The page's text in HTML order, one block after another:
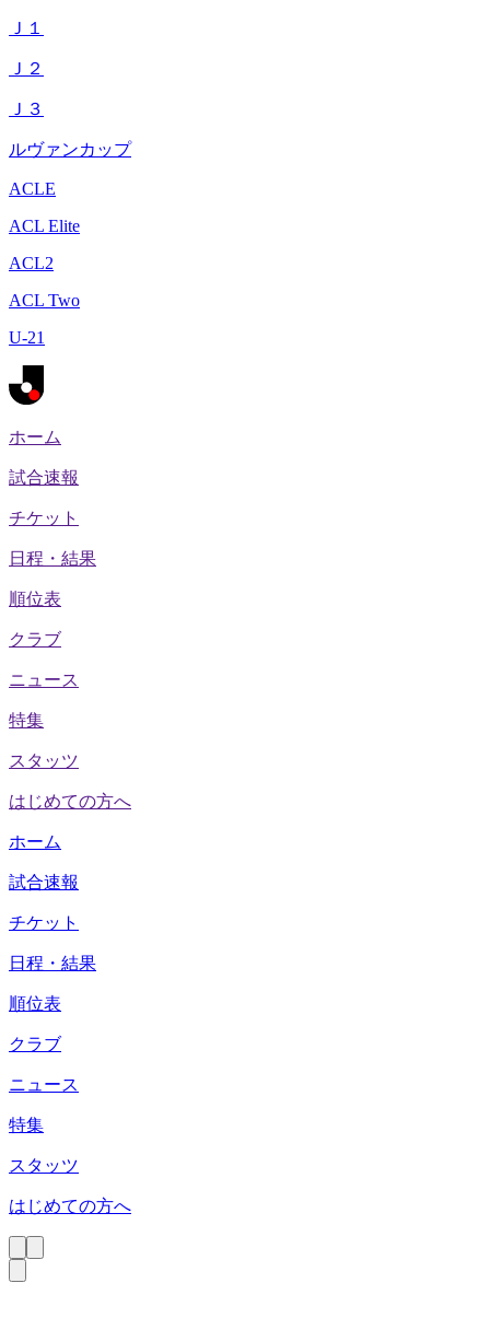
Ｊ１
Ｊ２
Ｊ３
ルヴァンカップ
ACLE
ACL Elite
ACL2
ACL Two
U-21
ホーム
試合速報
チケット
日程・結果
順位表
クラブ
ニュース
特集
スタッツ
はじめての方へ
ホーム
試合速報
チケット
日程・結果
順位表
クラブ
ニュース
特集
スタッツ
はじめての方へ